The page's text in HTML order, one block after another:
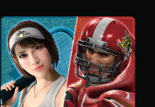
y PS5